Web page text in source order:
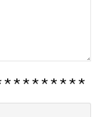
* * * * * * * * *